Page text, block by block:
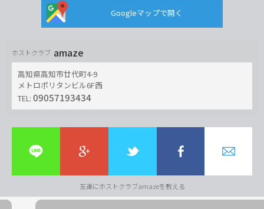
Googleマップで開く
ホストクラブ amaze
高知県高知市廿代町4-9
メトロポリタンビル6F西
TEL: 09057193434
友達にホストクラブamazeを教える